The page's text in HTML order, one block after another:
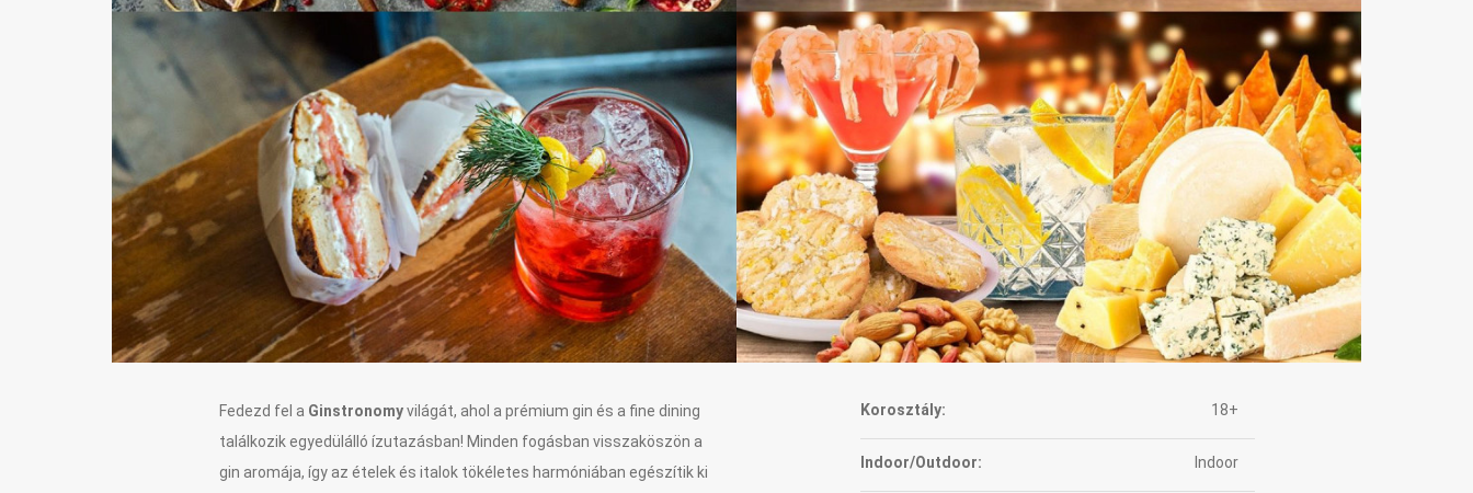
Fedezd fel a Ginstronomyvilágát, ahol a prémium gin és a fine dining
találkozik egyedülálló ízutazásban! Minden fogásban visszaköszön a
gin aromája, így az ételek és italok tökéletes harmóniában egészítik ki
Korosztály: 18+
Indoor/Outdoor: Indoor